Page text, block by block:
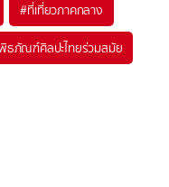
#ที่เที่ยวภาคกลาง
ธภัณฑ์ศิลปะไทยร่วมสมัย